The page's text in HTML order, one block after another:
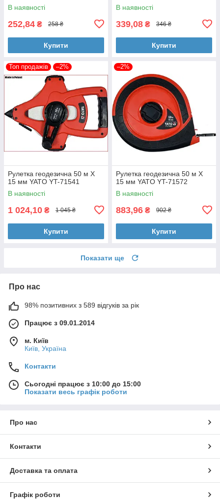
В наявності
252,84 ₴ 258 ₴
Купити
В наявності
339,08 ₴ 346 ₴
Купити
Топ продажів –2%
Рулетка геодезична 50 м Х
15 мм YATO YT-71541
В наявності
1 024,10 ₴ 1 045 ₴
Купити
–2%
Рулетка геодезична 50 м Х
15 мм YATO YT-71572
В наявності
883,96 ₴ 902 ₴
Купити
Показати ще
Про нас
98% позитивних з 589 відгуків за рік
Працює з 09.01.2014
м. Київ
Київ, Україна
Контакти
Сьогодні працює з 10:00 до 15:00
Показати весь графік роботи
Про нас
Контакти
Доставка та оплата
Графік роботи